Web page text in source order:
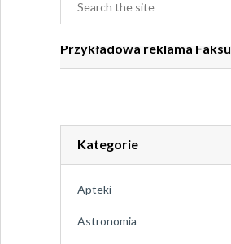
Przykładowa reklama Faksu
Kategorie
Apteki
Astronomia